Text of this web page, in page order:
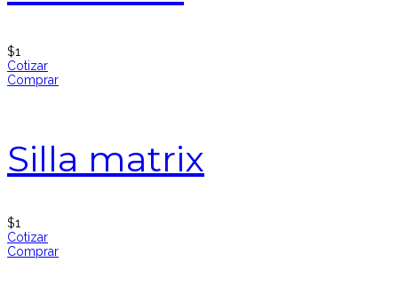
$1
Cotizar
Comprar
Silla matrix
$1
Cotizar
Comprar